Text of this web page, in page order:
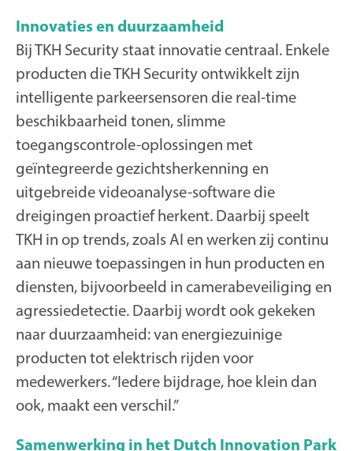
Innovaties en duurzaamheid
Bij TKH Security staat innovatie centraal. Enkele
producten die TKH Security ontwikkelt zijn
intelligente parkeersensoren die real-time
beschikbaarheid tonen, slimme
toegangscontrole-oplossingen met
geïntegreerde gezichtsherkenning en
uitgebreide videoanalyse-software die
dreigingen proactief herkent. Daarbij speelt
TKH in op trends, zoals AI en werken zij continu
aan nieuwe toepassingen in hun producten en
diensten, bijvoorbeeld in camerabeveiliging en
agressiedetectie. Daarbij wordt ook gekeken
naar duurzaamheid: van energiezuinige
producten tot elektrisch rijden voor
medewerkers. “Iedere bijdrage, hoe klein dan
ook, maakt een verschil.”
Samenwerking in het Dutch Innovation Park